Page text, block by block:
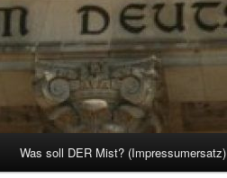
Was soll DER Mist? (Impressumersatz)